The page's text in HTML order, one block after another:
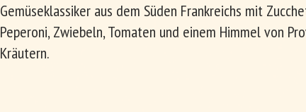
Gemüseklassiker aus dem Süden Frankreichs mit
Peperoni, Zwiebeln, Tomaten und einem Himmel von
Kräutern.